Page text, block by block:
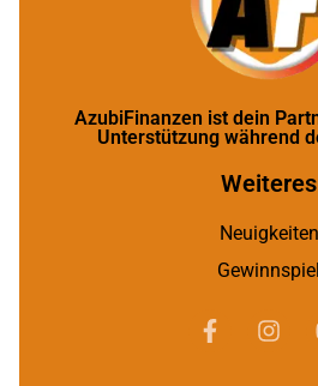
AzubiFinanzen ist dein
Unterstützung während
Weiteres
Neuigkeiten
Gewinnspiel